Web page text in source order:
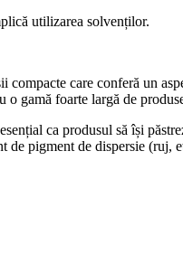
utilizarea solvenților.
care conferă un
o gamă foarte largă de
ca produsul să își
de pigment de dispersie (ruj,